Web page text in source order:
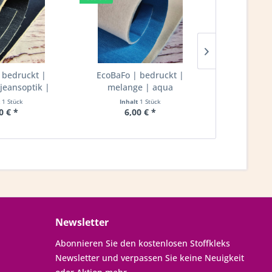
bedruckt |
|
1 Stück
€ *
EcoBaFo | bedruckt |
melange | aqua
Inhalt 1 Stück
6,00 € *
Newsletter
Abonnieren Sie den kostenlosen Stoffkleks
Newsletter und verpassen Sie keine Neuigkeit